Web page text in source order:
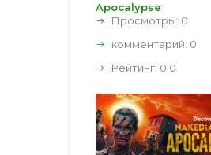
Apocalypse
Просмотры: 0
комментарий: 0
Рейтинг: 0.0